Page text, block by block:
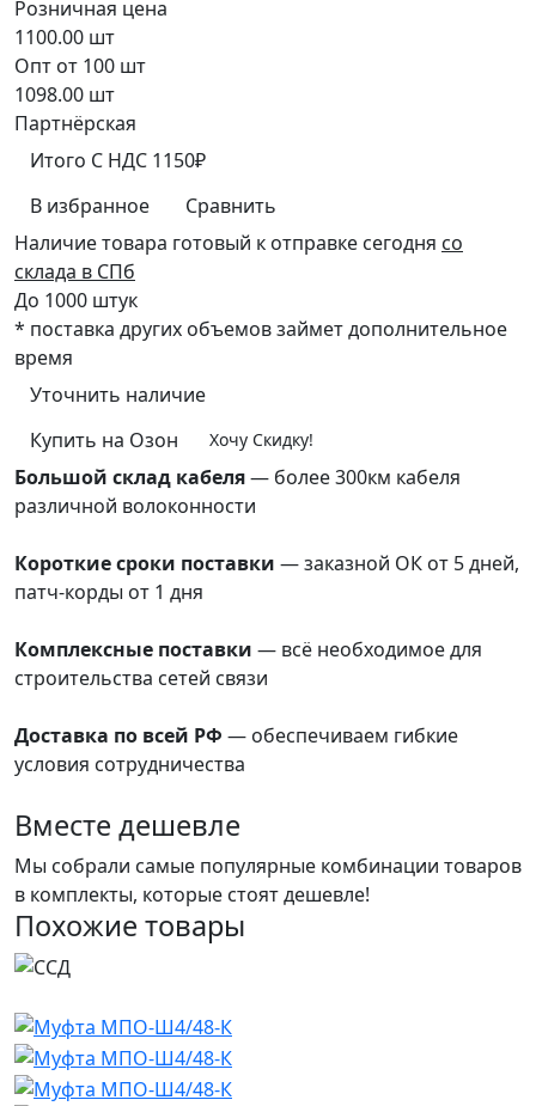
Розничная цена
1100.00 шт
Опт от 100 шт
1098.00 шт
Партнёрская
Итого C НДС 1150₽
В избранное
Сравнить
Наличие товара готовый к отправке сегодня со
склада в СПб
До 1000 штук
* поставка других объемов займет дополнительное
время
Уточнить наличие
Купить на Озон
Хочу Скидку!
Большой склад кабеля— более 300км кабеля
различной волоконности
Короткие сроки поставки — заказной ОК от 5 дней,
патч-корды от 1 дня
Комплексные поставки — всё необходимое для
строительства сетей связи
Доставка по всей РФ — обеспечиваем гибкие
условия сотрудничества
Вместе дешевле
Мы собрали самые популярные комбинации товаров
в комплекты, которые стоят дешевле!
Похожие товары